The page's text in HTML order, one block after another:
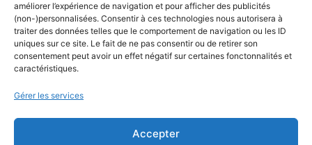
améliorer l’expérience de navigation et pour afficher des publicités
(non-)personnalisées. Consentir à ces technologies nous autorisera à
traiter des données telles que le comportement de navigation ou les ID
uniques sur ce site. Le fait de ne pas consentir ou de retirer son
consentement peut avoir un effet négatif sur certaines fonctonnalités et
caractéristiques.
Gérer les services
Accepter
Newsletter
Équipe éditoriale
Politique éditoriale
Méthodologie de test
Transparence et affiliation
CritiquePlus dans les médias